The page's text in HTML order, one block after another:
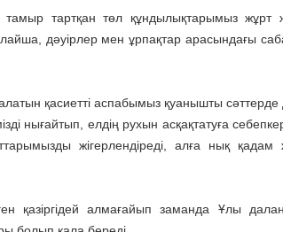
тартқан төл құндылықтарымыз жұрт
дәуірлер мен ұрпақтар арасындағы
қасиетті аспабымыз қуанышты сәттерде
нығайтып, елдің рухын асқақтатуға
жігерлендіреді, алға нық қадам
қазіргідей алмағайып заманда Ұлы